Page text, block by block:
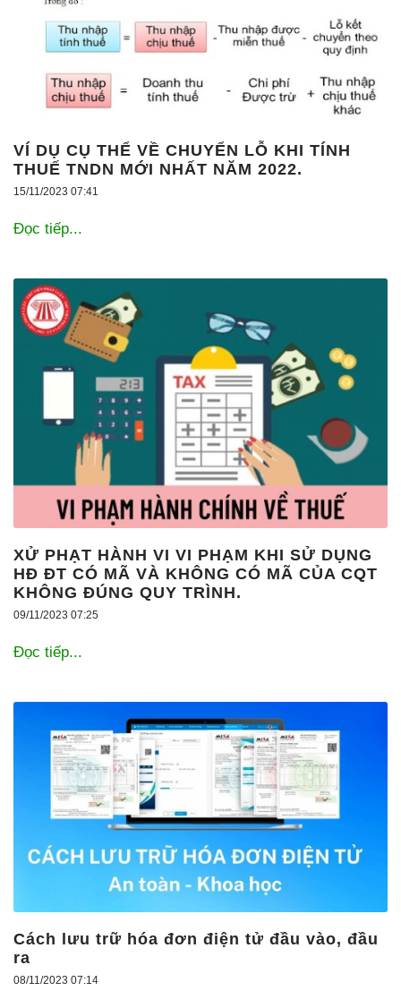
VÍ DỤ CỤ THỂ VỀ CHUYỂN LỖ KHI TÍNH
THUẾ TNDN MỚI NHẤT NĂM 2022.
15/11/2023 07:41
Đọc tiếp...
XỬ PHẠT HÀNH VI VI PHẠM KHI SỬ DỤNG
HĐ ĐT CÓ MÃ VÀ KHÔNG CÓ MÃ CỦA CQT
KHÔNG ĐÚNG QUY TRÌNH.
09/11/2023 07:25
Đọc tiếp...
Cách lưu trữ hóa đơn điện tử đầu vào, đầu
ra
08/11/2023 07:14